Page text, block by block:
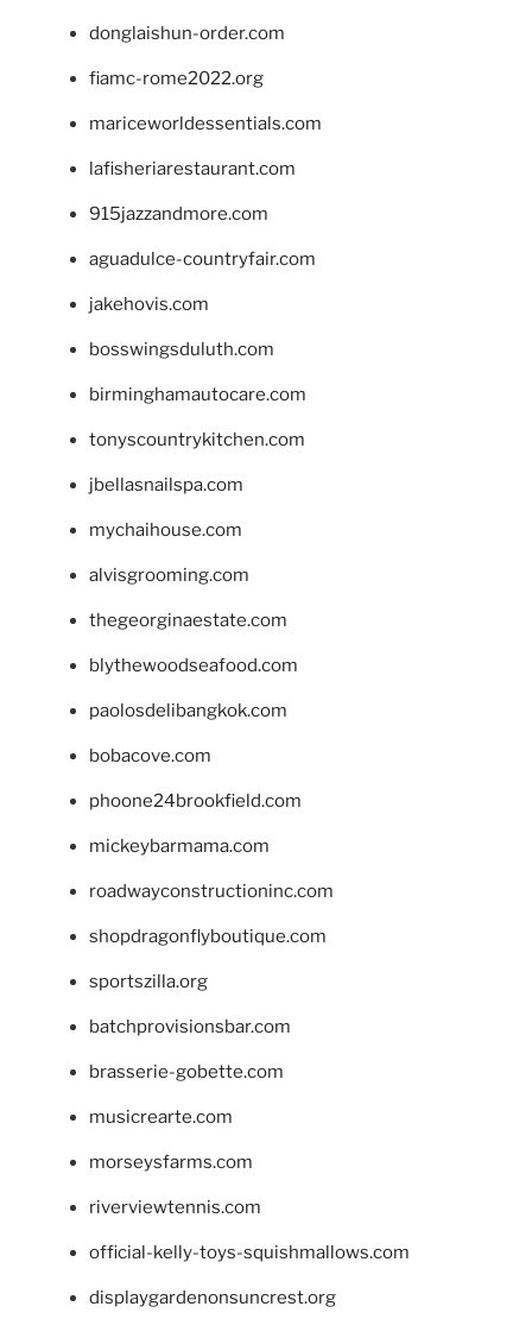
donglaishun-order.com
fiamc-rome2022.org
mariceworldessentials.com
lafisheriarestaurant.com
915jazzandmore.com
aguadulce-countryfair.com
jakehovis.com
bosswingsduluth.com
birminghamautocare.com
tonyscountrykitchen.com
jbellasnailspa.com
mychaihouse.com
alvisgrooming.com
thegeorginaestate.com
blythewoodseafood.com
paolosdelibangkok.com
bobacove.com
phoone24brookfield.com
mickeybarmama.com
roadwayconstructioninc.com
shopdragonflyboutique.com
sportszilla.org
batchprovisionsbar.com
brasserie-gobette.com
musicrearte.com
morseysfarms.com
riverviewtennis.com
official-kelly-toys-squishmallows.com
displaygardenonsuncrest.org